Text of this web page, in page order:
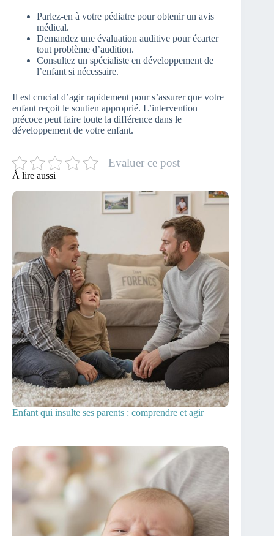
Parlez-en à votre pédiatre pour obtenir un avis
médical.
Demandez une évaluation auditive pour écarter
tout problème d’audition.
Consultez un spécialiste en développement de
l’enfant si nécessaire.
Il est crucial d’agir rapidement pour s’assurer que votre
enfant reçoit le soutien approprié. L’intervention
précoce peut faire toute la différence dans le
développement de votre enfant.
Evaluer ce post
À lire aussi
Enfant qui insulte ses parents : comprendre et agir